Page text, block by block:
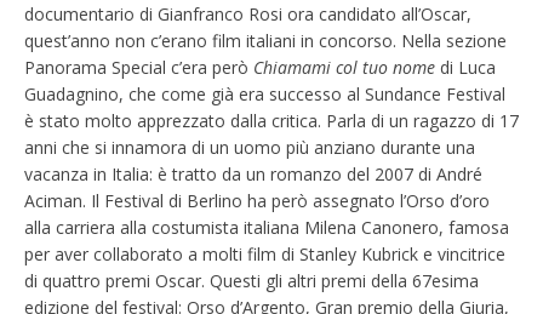
documentario di Gianfranco Rosi ora candidato all’Oscar,
quest’anno non c’erano film italiani in concorso. Nella sezione
Panorama Special c’era però Chiamami col tuo nome di Luca
Guadagnino, che come già era successo al Sundance Festival
è stato molto apprezzato dalla critica. Parla di un ragazzo di 17
anni che si innamora di un uomo più anziano durante una
vacanza in Italia: è tratto da un romanzo del 2007 di André
Aciman. Il Festival di Berlino ha però assegnato l’Orso d’oro
alla carriera alla costumista italiana Milena Canonero, famosa
per aver collaborato a molti film di Stanley Kubrick e vincitrice
di quattro premi Oscar. Questi gli altri premi della 67esima
edizione del festival: Orso d’Argento, Gran premio della Giuria,